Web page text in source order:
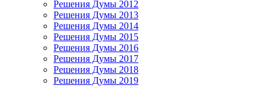
Решения Думы 2012
Решения Думы 2013
Решения Думы 2014
Решения Думы 2015
Решения Думы 2016
Решения Думы 2017
Решения Думы 2018
Решения Думы 2019